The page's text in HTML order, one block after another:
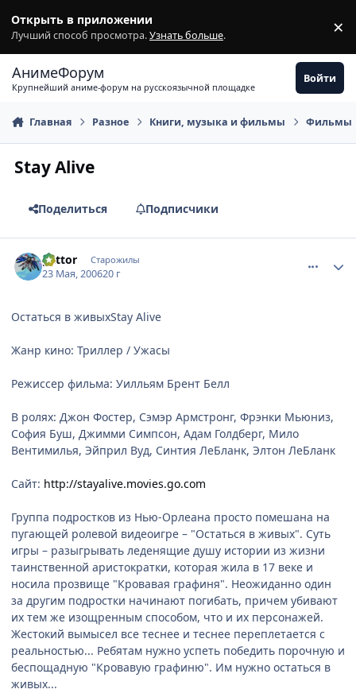
Открыть в приложении
Лучший способ просмотра.Узнать больше. ×
АнимеФорум
Крупнейший аниме-форум на русскоязычной площадке
Войти
Главная Разное Книги, музыка и фильмы Фильмы
Stay Alive
Поделиться Подписчики
gattor Старожилы
23 Мая, 200620 г
Остаться в живыхStay Alive
Жанр кино: Триллер / Ужасы
Режиссер фильма: Уилльям Брент Белл
В ролях: Джон Фостер, Сэмэр Армстронг, Фрэнки Мьюниз,
София Буш, Джимми Симпсон, Адам Голдберг, Мило
Вентимилья, Эйприл Вуд, Синтия ЛеБланк, Элтон ЛеБланк
Сайт: http://stayalive.movies.go.com
Группа подростков из Нью-Орлеана просто помешана на
пугающей ролевой видеоигре – "Остаться в живых". Суть
игры – разыгрывать леденящие душу истории из жизни
таинственной аристократки, которая жила в 17 веке и
носила прозвище "Кровавая графиня". Неожиданно один
за другим подростки начинают погибать, причем убивают
их тем же изощренным способом, что и их персонажей.
Жестокий вымысел все теснее и теснее переплетается с
реальностью... Ребятам нужно успеть победить порочную и
беспощадную "Кровавую графиню". Им нужно остаться в
живых...